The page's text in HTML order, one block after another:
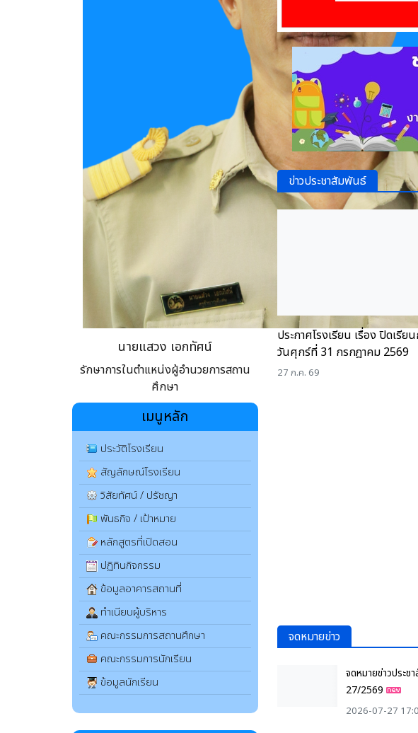
นายแสวง เอกทัศน์
รักษาการในตำแหน่งผู้อำนวยการสถาน
ศึกษา
เมนูหลัก
ประวัติโรงเรียน
สัญลักษณ์โรงเรียน
วิสัยทัศน์ / ปรัชญา
พันธกิจ / เป้าหมาย
หลักสูตรที่เปิดสอน
ปฏิทินกิจกรรม
ข้อมูลอาคารสถานที่
ทำเนียบผู้บริหาร
คณะกรรมการสถานศึกษา
คณะกรรมการนักเรียน
ข้อมูลนักเรียน
ข่าวประชาสัมพันธ์
ประกาศโรงเรียน เรื่อง ปิดเรี
วันศุกร์ที่ 31 กรกฎาคม 2569
27 ก.ค. 69
จดหมายข่าว
จดหมายข่าวประช
27/2569
2026-07-27